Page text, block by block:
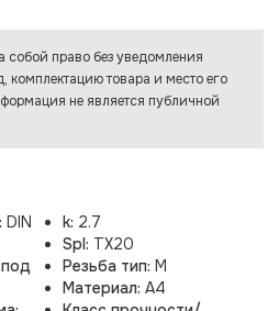
DIN
k: 2.7
Spl: TX20
Резьба тип: M
Материал: A4
собой право без уведомления
комплектацию товара и место его
не является публичной